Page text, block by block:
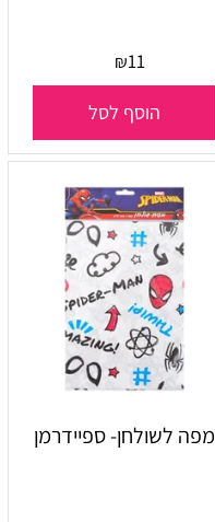
₪11
הוסף לסל
מפה לשולחן- ספיידרמן